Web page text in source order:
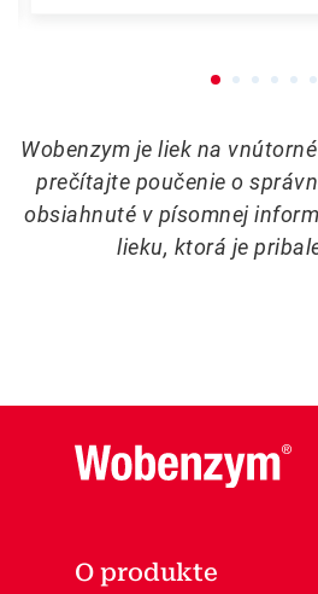
Wobenzym je liek na
prečítajte poučenie o
obsiahnuté v písomnej
lieku, ktorá je
O produkte